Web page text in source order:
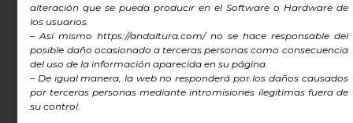
Los Mapas Cartográficos que aparecen en
la Descripción de cada Tramo delRuta
Medieval por la Alpujarralos tenéis en
este apartado editados y
georreferenciados para incluirlos en
alteración que se pueda producir en el Software o Hardware de
los usuarios.
– Así mismo https://andaltura.com/ no se hace responsable del
posible daño ocasionado a terceras personas como consecuencia
del uso de la información aparecida en su página.
– De igual manera, la web no responderá por los daños causados
por terceras personas mediante intromisiones ilegítimas fuera de
su control.